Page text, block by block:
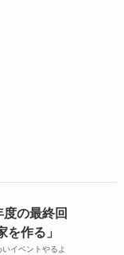
の最終回
を作る」
いイベントやるよ